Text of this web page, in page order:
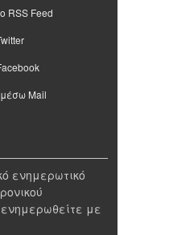
RSS Feed
Mail
ενημερωτικό
με